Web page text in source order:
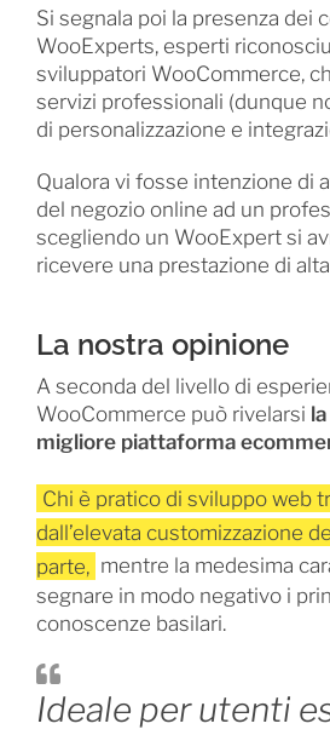
Si segnala poi la presenza dei
WooExperts, esperti
sviluppatori WooCommerce,
servizi professionali (dunque
di personalizzazione e
Qualora vi fosse intenzione di
del negozio online ad un
scegliendo un WooExpert si
ricevere una prestazione di
La nostra opinione
A seconda del livello di
WooCommerce può rivelarsi
migliore piattaforma
Chi è pratico di sviluppo web
dall’elevata customizzazione
parte, mentre la medesima
segnare in modo negativo i
conoscenze basilari.
Ideale per utenti